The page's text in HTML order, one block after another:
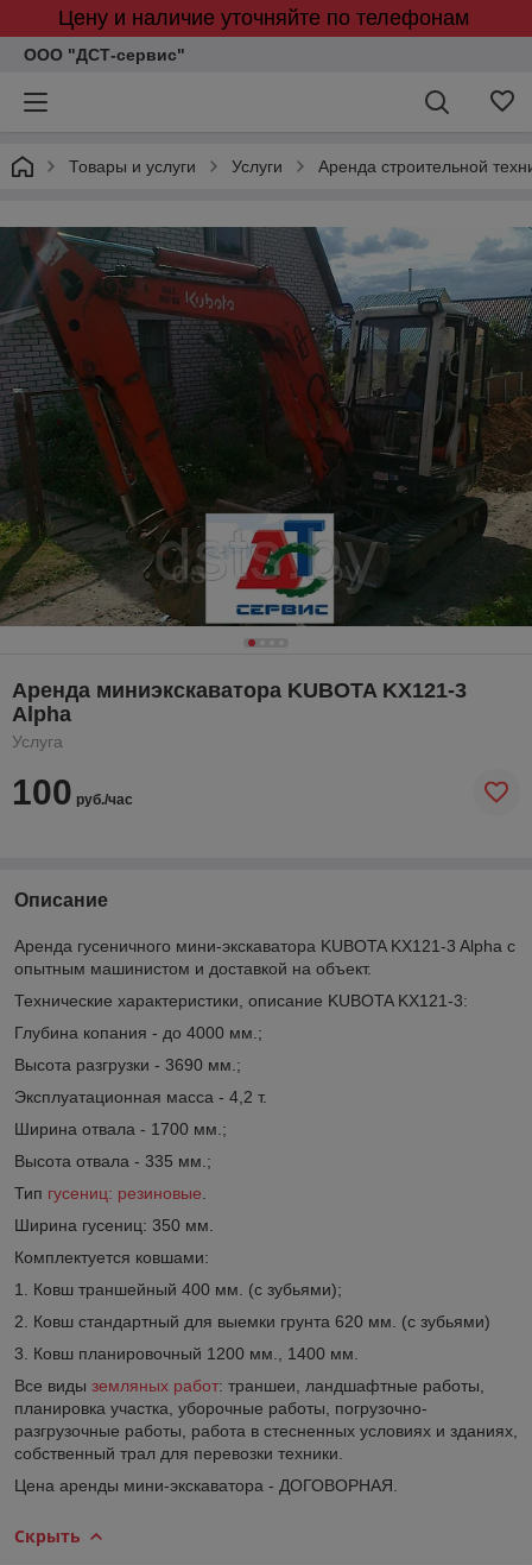
Цену и наличие уточняйте по телефонам
ООО "ДСТ-сервис"
Товары и услуги Услуги Аренда строительной
Аренда миниэкскаватора KUBOTA KX121-3
Alpha
Услуга
100 руб./час
Описание
Аренда гусеничного мини-экскаватора KUBOTA KX121-3 Alpha с
опытным машинистом и доставкой на объект.
Технические характеристики, описание KUBOTA KX121-3:
Глубина копания - до 4000 мм.;
Высота разгрузки - 3690 мм.;
Эксплуатационная масса - 4,2 т.
Ширина отвала - 1700 мм.;
Высота отвала - 335 мм.;
Тип гусениц: резиновые
Ширина гусениц: 350 мм.
Комплектуется ковшами:
1. Ковш траншейный 400 мм. (с зубьями);
2. Ковш стандартный для выемки грунта 620 мм. (с зубьями)
3. Ковш планировочный 1200 мм., 1400 мм.
Все виды земляных работ: траншеи, ландшафтные работы,
планировка участка, уборочные работы, погрузочно-
разгрузочные работы, работа в стесненных условиях и зданиях,
собственный трал для перевозки техники.
Цена аренды мини-экскаватора - ДОГОВОРНАЯ.
Скрыть